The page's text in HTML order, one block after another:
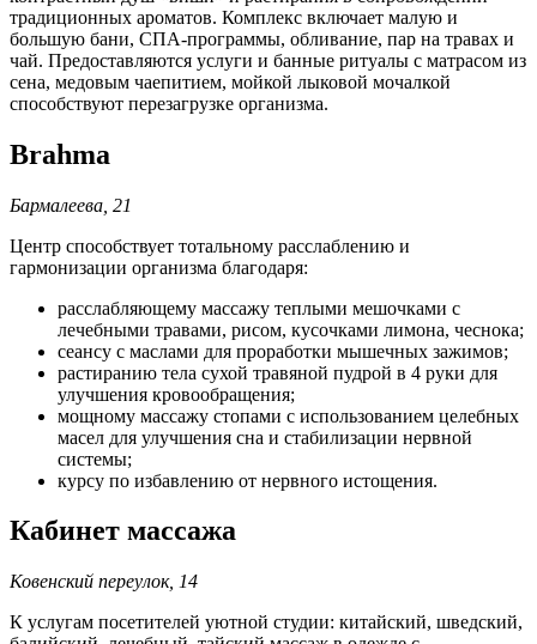
традиционных ароматов. Комплекс включает малую и
большую бани, СПА-программы, обливание, пар на травах и
чай. Предоставляются услуги и банные ритуалы с матрасом из
сена, медовым чаепитием, мойкой лыковой мочалкой
способствуют перезагрузке организма.
Brahma
Бармалеева, 21
Центр способствует тотальному расслаблению и
гармонизации организма благодаря:
расслабляющему массажу теплыми мешочками с
лечебными травами, рисом, кусочками лимона, чеснока;
сеансу с маслами для проработки мышечных зажимов;
растиранию тела сухой травяной пудрой в 4 руки для
улучшения кровообращения;
мощному массажу стопами с использованием целебных
масел для улучшения сна и стабилизации нервной
системы;
курсу по избавлению от нервного истощения.
Кабинет массажа
Ковенский переулок, 14
К услугам посетителей уютной студии: китайский, шведский,